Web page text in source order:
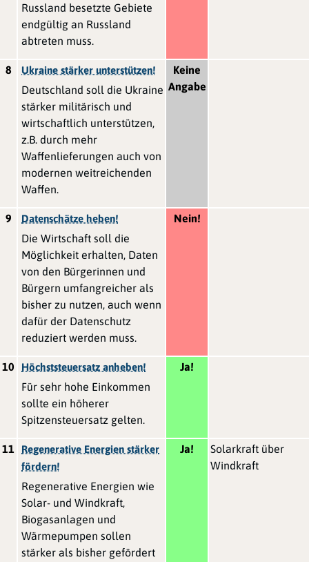
Russland besetzte Gebiete
endgültig an Russland
abtreten muss.
8 Ukraine stärker unterstützen!
Deutschland soll die Ukraine
stärker militärisch und
wirtschaftlich unterstützen,
z.B. durch mehr
Waffenlieferungen auch von
modernen weitreichenden
Waffen.
Keine
Angabe
9 Datenschätze heben!
Die Wirtschaft soll die
Möglichkeit erhalten, Daten
von den Bürgerinnen und
Bürgern umfangreicher als
bisher zu nutzen, auch wenn
dafür der Datenschutz
reduziert werden muss.
Nein!
10 Höchststeuersatz anheben!
Für sehr hohe Einkommen
sollte ein höherer
Spitzensteuersatz gelten.
Ja!
11
Regenerative Energien stärker
fördern!
Regenerative Energien wie
Solar- und Windkraft,
Biogasanlagen und
Wärmepumpen sollen
stärker als bisher gefördert
Ja!
Solarkraft über
Windkraft